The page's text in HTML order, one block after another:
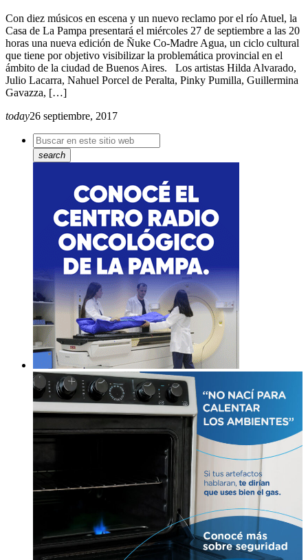
Con diez músicos en escena y un nuevo reclamo por el río Atuel, la
Casa de La Pampa presentará el miércoles 27 de septiembre a las 20
horas una nueva edición de Ñuke Co-Madre Agua, un ciclo cultural
que tiene por objetivo visibilizar la problemática provincial en el
ámbito de la ciudad de Buenos Aires. Los artistas Hilda Alvarado,
Julio Lacarra, Nahuel Porcel de Peralta, Pinky Pumilla, Guillermina
Gavazza, […]
today26 septiembre, 2017
search